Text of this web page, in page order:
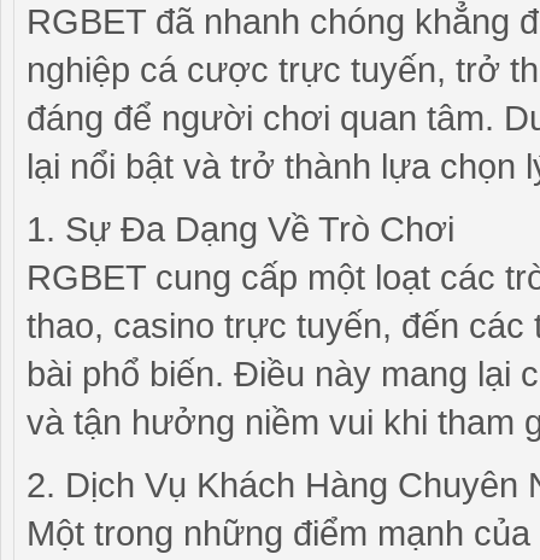
RGBET đã nhanh chóng khẳng
nghiệp cá cược trực tuyến, trở
đáng để người chơi quan tâm.
lại nổi bật và trở thành lựa
1. Sự Đa Dạng Về Trò Chơi
RGBET cung cấp một loạt các
thao, casino trực tuyến, đến
bài phổ biến. Điều này mang lại
và tận hưởng niềm vui khi tham
2. Dịch Vụ Khách Hàng Chuyên
Một trong những điểm mạnh